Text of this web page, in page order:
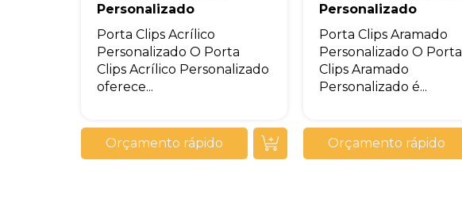
Personalizado
Porta Clips Acrílico
Personalizado O Porta
Clips Acrílico Personalizado
oferece...
Orçamento rápido
Personalizado
Porta Clips Aramado
Personalizado O Porta
Clips Aramado
Personalizado é...
Orçamento rápido